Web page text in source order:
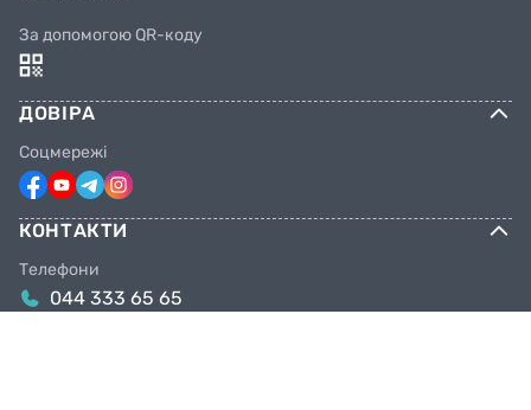
За допомогою QR-коду
ДОВІРА
Соцмережі
КОНТАКТИ
Телефони
044 333 65 65